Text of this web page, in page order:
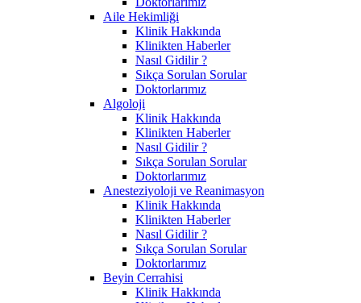
Aile Hekimliği
Klinik Hakkında
Klinikten Haberler
Nasıl Gidilir ?
Sıkça Sorulan Sorular
Doktorlarımız
Algoloji
Klinik Hakkında
Klinikten Haberler
Nasıl Gidilir ?
Sıkça Sorulan Sorular
Doktorlarımız
Anesteziyoloji ve Reanimasyon
Klinik Hakkında
Klinikten Haberler
Nasıl Gidilir ?
Sıkça Sorulan Sorular
Doktorlarımız
Beyin Cerrahisi
Klinik Hakkında